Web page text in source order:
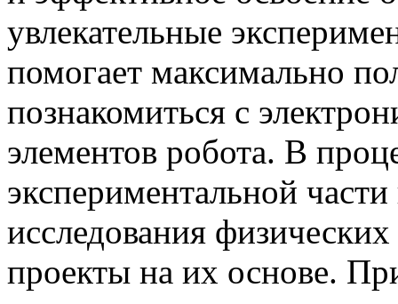
увлекательные
помогает максимально
познакомиться с
элементов робота. В
экспериментальной
исследования
проекты на их основе.